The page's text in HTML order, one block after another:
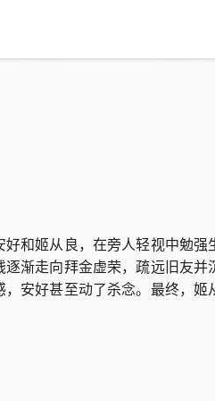
好和姬从良，在旁人轻视中勉
渐走向拜金虚荣，疏远旧友
安好甚至动了杀念。最终，